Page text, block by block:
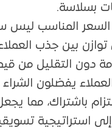
بسلاسة.
السعر المناسب ليس
بين جذب
دون التقليل من
يفضلون الشراء
باشتراك، مما
استراتيجية